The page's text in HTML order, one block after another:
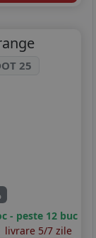
25
- peste 12 buc
livrare 5/7 zile